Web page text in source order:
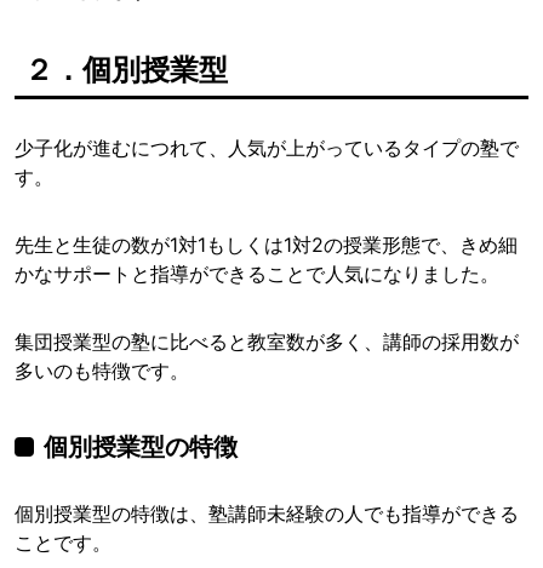
２．個別授業型
少子化が進むにつれて、人気が上がっているタイプの塾で
す。
先生と生徒の数が1対1もしくは1対2の授業形態で、きめ細
かなサポートと指導ができることで人気になりました。
集団授業型の塾に比べると教室数が多く、講師の採用数が
多いのも特徴です。
個別授業型の特徴
個別授業型の特徴は、塾講師未経験の人でも指導ができる
ことです。